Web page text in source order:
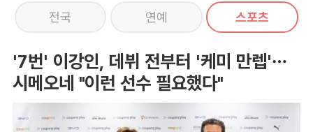
전국 연예 스포츠
'7번' 이강인, 데뷔 전부터 '케미 만렙'…
시메오네 "이런 선수 필요했다"